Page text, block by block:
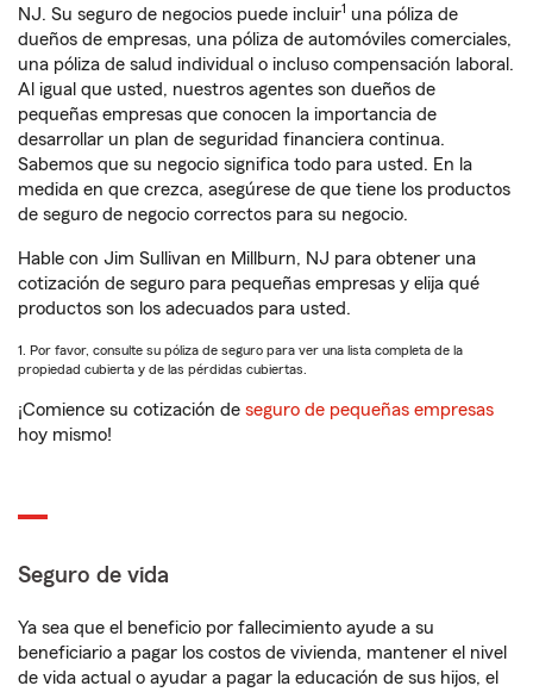
NJ. Su seguro de negocios puede incluir1 una póliza de
dueños de empresas, una póliza de automóviles comerciales,
una póliza de salud individual o incluso compensación laboral.
Al igual que usted, nuestros agentes son dueños de
pequeñas empresas que conocen la importancia de
desarrollar un plan de seguridad financiera continua.
Sabemos que su negocio significa todo para usted. En la
medida en que crezca, asegúrese de que tiene los productos
de seguro de negocio correctos para su negocio.
Hable con Jim Sullivan en Millburn, NJ para obtener una
cotización de seguro para pequeñas empresas y elija qué
productos son los adecuados para usted.
1. Por favor, consulte su póliza de seguro para ver una lista completa de la
propiedad cubierta y de las pérdidas cubiertas.
¡Comience su cotización de seguro de pequeñas empresas
hoy mismo!
Seguro de vida
Ya sea que el beneficio por fallecimiento ayude a su
beneficiario a pagar los costos de vivienda, mantener el nivel
de vida actual o ayudar a pagar la educación de sus hijos, el